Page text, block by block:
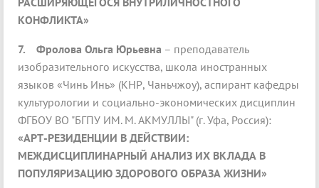
КОНФЛИКТА»
7. Фролова Ольга Юрьевна – преподаватель
изобразительного искусства, школа иностранных
языков «Чинь Инь» (КНР, Чаньчжоу), аспирант кафедры
культурологии и социально-экономических дисциплин
ФГБОУ ВО "БГПУ ИМ. М. АКМУЛЛЫ" (г. Уфа, Россия):
«АРТ-РЕЗИДЕНЦИИ В ДЕЙСТВИИ:
МЕЖДИСЦИПЛИНАРНЫЙ АНАЛИЗ ИХ ВКЛАДА В
ПОПУЛЯРИЗАЦИЮ ЗДОРОВОГО ОБРАЗА ЖИЗНИ»